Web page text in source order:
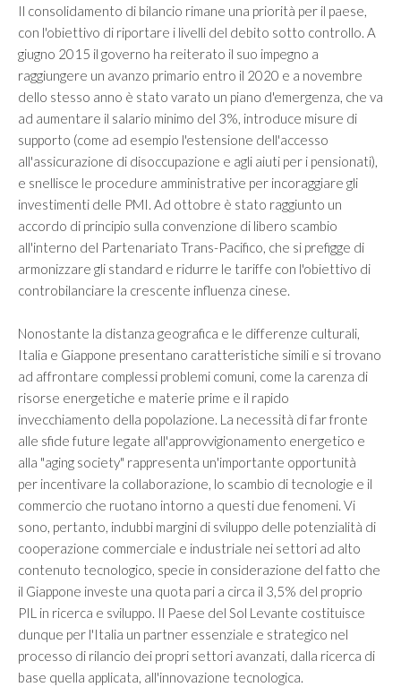
Il consolidamento di bilancio rimane una priorità per il paese,
con l'obiettivo di riportare i livelli del debito sotto controllo. A
giugno 2015 il governo ha reiterato il suo impegno a
raggiungere un avanzo primario entro il 2020 e a novembre
dello stesso anno è stato varato un piano d'emergenza, che va
ad aumentare il salario minimo del 3%, introduce misure di
supporto (come ad esempio l'estensione dell'accesso
all'assicurazione di disoccupazione e agli aiuti per i pensionati),
e snellisce le procedure amministrative per incoraggiare gli
investimenti delle PMI. Ad ottobre è stato raggiunto un
accordo di principio sulla convenzione di libero scambio
all'interno del Partenariato Trans-Pacifico, che si prefigge di
armonizzare gli standard e ridurre le tariffe con l'obiettivo di
controbilanciare la crescente influenza cinese.
Nonostante la distanza geografica e le differenze culturali,
Italia e Giappone presentano caratteristiche simili e si trovano
ad affrontare complessi problemi comuni, come la carenza di
risorse energetiche e materie prime e il rapido
invecchiamento della popolazione. La necessità di far fronte
alle sfide future legate all'approvvigionamento energetico e
alla "aging society" rappresenta un'importante opportunità
per incentivare la collaborazione, lo scambio di tecnologie e il
commercio che ruotano intorno a questi due fenomeni. Vi
sono, pertanto, indubbi margini di sviluppo delle potenzialità di
cooperazione commerciale e industriale nei settori ad alto
contenuto tecnologico, specie in considerazione del fatto che
il Giappone investe una quota pari a circa il 3,5% del proprio
PIL in ricerca e sviluppo. Il Paese del Sol Levante costituisce
dunque per l'Italia un partner essenziale e strategico nel
processo di rilancio dei propri settori avanzati, dalla ricerca di
base quella applicata, all'innovazione tecnologica.